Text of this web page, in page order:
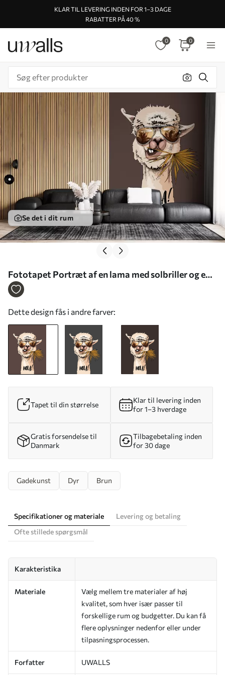
KLAR TIL LEVERING INDEN FOR 1–3 DAGE
RABATTER PÅ 40 %
0 0
Se det i dit rum
Fototapet Portræt af en lama med solbriller og en
vifte af palmeblade Nr. u98177
Dette design fås i andre farver:
Tapet til din størrelse
Klar til levering inden
for 1–3 hverdage
Gratis forsendelse til
Danmark
Tilbagebetaling inden
for 30 dage
Gadekunst Dyr Brun
Specifikationer og materiale
Levering og betaling
Ofte stillede spørgsmål
Karakteristika
Materiale
Vælg mellem tre materialer af høj
kvalitet, som hver især passer til
forskellige rum og budgetter. Du kan få
flere oplysninger nedenfor eller under
tilpasningsprocessen.
Forfatter UWALLS